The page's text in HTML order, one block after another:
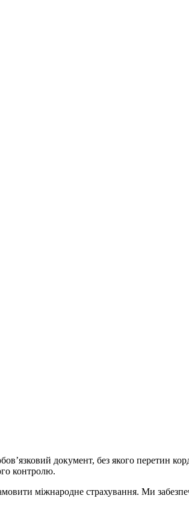
документ, без якого перетин
контролю.
міжнародне страхування. Ми